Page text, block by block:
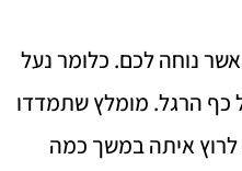
אשר נוחה לכם. כלומר נעל
כף הרגל. מומלץ שתמדדו
לרוץ איתה במשך כמה